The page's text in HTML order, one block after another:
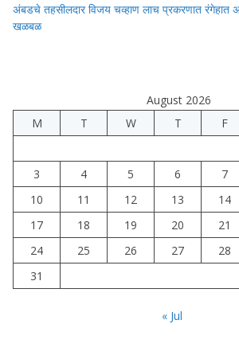
अंबडचे तहसीलदार विजय चव्हाण लाच प्रकरणात रंगेहात
खळबळ
August 2026
M
T W T F
3
4 5 6 7
10
11 12 13 14
17
18 19 20 21
24
25 26 27 28
31
« Jul